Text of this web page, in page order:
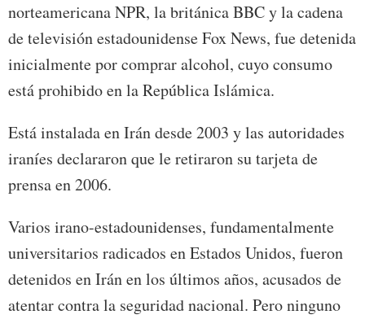
norteamericana NPR, la británica BBC y la cadena
de televisión estadounidense Fox News, fue detenida
inicialmente por comprar alcohol, cuyo consumo
está prohibido en la República Islámica.
Está instalada en Irán desde 2003 y las autoridades
iraníes declararon que le retiraron su tarjeta de
prensa en 2006.
Varios irano-estadounidenses, fundamentalmente
universitarios radicados en Estados Unidos, fueron
detenidos en Irán en los últimos años, acusados de
atentar contra la seguridad nacional. Pero ninguno